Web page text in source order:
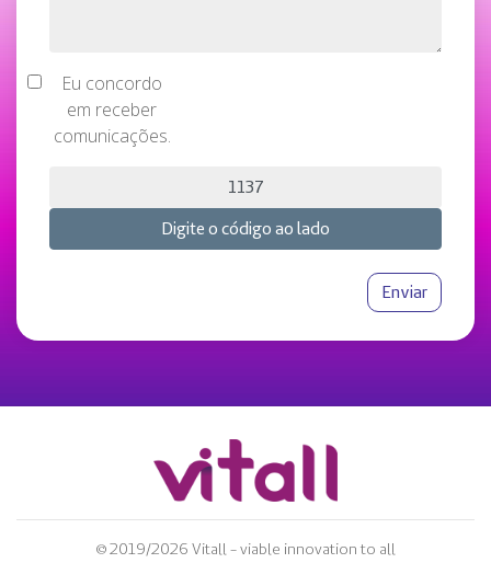
Eu concordo
em receber
comunicações.
© 2019/2026 Vitall - viable innovation to all